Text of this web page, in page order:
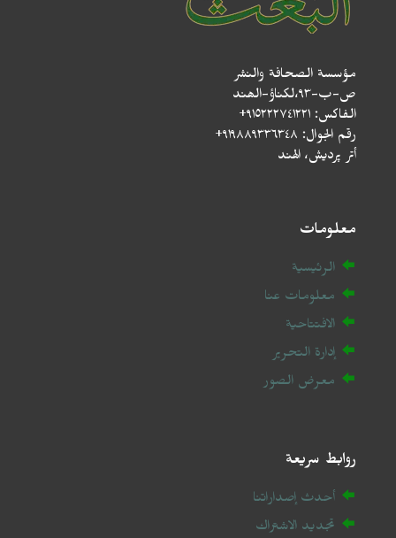
مؤسسة الصحافة والنشر
ص-ب-۹۳،لکناؤ-الھند
الفاكس: ٩١٥٢٢٢٧٤١٢٢١+
رقم الجوال: ٩١٩٨٨٩٣٣٦٣٤٨+
أتر پردیش، الهند
معلومات
الرئيسية
معلومات عنا
الافتتاحية
إدارة التحرير
معرض الصور
روابط سريعة
أحدث إصداراتنا
تجديد الاشتراك